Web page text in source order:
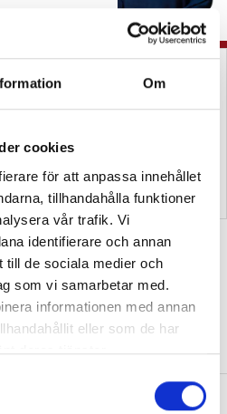
Om
cookies
för att anpassa innehållet
tillhandahålla funktioner
vår trafik. Vi
identifierare och annan
till de sociala medier och
som vi samarbetar med.
informationen med annan
eller som de har
deras tjänster.
Tre lärare om bristen på
vardagsmatte
lyfter både elever
utvärdera
utvärderar
när